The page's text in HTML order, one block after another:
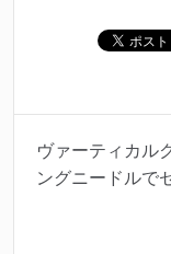
ヴァーティカル
ングニードルで